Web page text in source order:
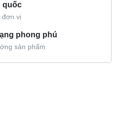
quốc
đơn vị
phong phú
sản phẩm